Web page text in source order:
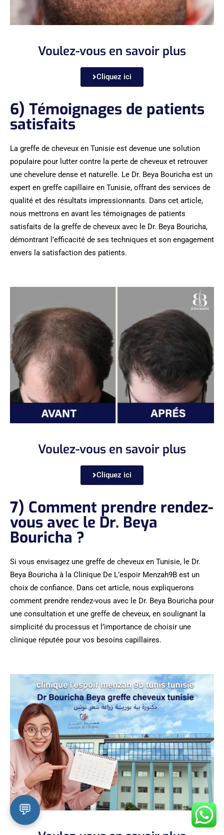
Voulez-vous en savoir plus
Cliquez ici
6) Témoignages de patients
satisfaits
La greffe de cheveux en Tunisie est devenue une solution
populaire pour lutter contre la perte de cheveux et retrouver
une chevelure dense et naturelle. Le Dr. Beya Bouricha est un
expert en greffe capillaire en Tunisie, offrant des services de
qualité et des résultats impressionnants. Dans cet article,
nous mettrons en avant les témoignages de patients
satisfaits de la greffe de cheveux avec le Dr. Beya Bouricha,
démontrant l’efficacité de ses techniques et son engagement
envers la satisfaction des patients.
Voulez-vous en savoir plus
Cliquez ici
7) Comment prendre rendez-
vous avec le Dr. Beya
Bouricha ?
Si vous envisagez une greffe de cheveux en Tunisie, le Dr.
Beya Bouricha à la Clinique De L’espoir Menzah9B est un
choix de confiance. Dans cet article, nous expliquerons
comment prendre rendez-vous avec le Dr. Beya Bouricha pour
une consultation et une greffe de cheveux, en soulignant la
simplicité du processus et l’importance de choisir une
clinique réputée pour vos besoins capillaires.
💬